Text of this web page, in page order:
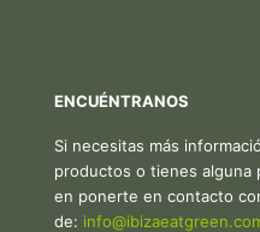
ENCUÉNTRANOS
Si necesitas más
productos o tienes
en ponerte en contacto
de: info@ibiza